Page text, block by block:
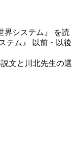
界システム』 を読
テム』 以前・以後
文と川北先生の選